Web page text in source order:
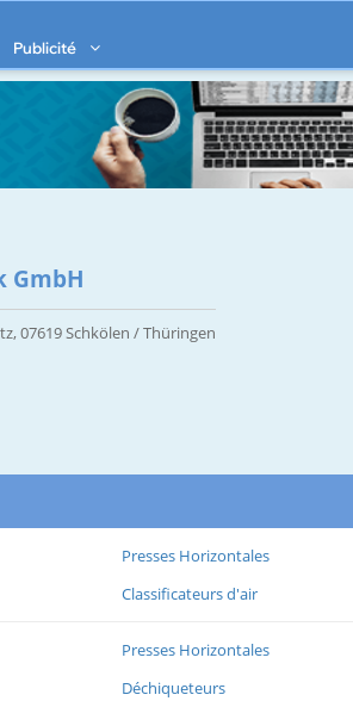
Publicité
GmbH
07619 Schkölen / Thüringen
Presses Horizontales
Classificateurs d'air
Presses Horizontales
Déchiqueteurs